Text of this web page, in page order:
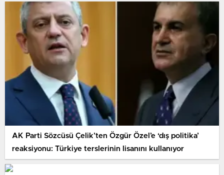
AK Parti Sözcüsü Çelik’ten Özgür Özel’e ‘dış politika’
reaksiyonu: Türkiye terslerinin lisanını kullanıyor